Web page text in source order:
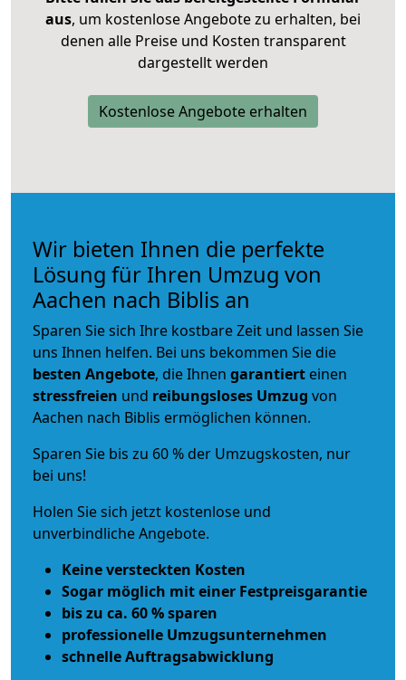
aus, um kostenlose Angebote zu erhalten, bei
denen alle Preise und Kosten transparent
dargestellt werden
Kostenlose Angebote erhalten
Wir bieten Ihnen die perfekte
Lösung für Ihren Umzug von
Aachen nach Biblis an
Sparen Sie sich Ihre kostbare Zeit und lassen Sie
uns Ihnen helfen. Bei uns bekommen Sie die
besten Angebote, die Ihnen garantiert einen
stressfreien und reibungsloses Umzug von
Aachen nach Biblis ermöglichen können.
Sparen Sie bis zu 60 % der Umzugskosten, nur
bei uns!
Holen Sie sich jetzt kostenlose und
unverbindliche Angebote.
Keine versteckten Kosten
Sogar möglich mit einer Festpreisgarantie
bis zu ca. 60 % sparen
professionelle Umzugsunternehmen
schnelle Auftragsabwicklung